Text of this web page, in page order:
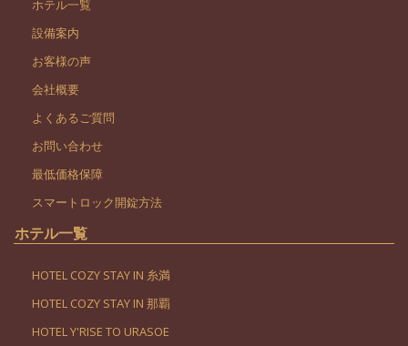
ホテル一覧
設備案内
お客様の声
会社概要
よくあるご質問
お問い合わせ
最低価格保障
スマートロック開錠方法
ホテル一覧
HOTEL COZY STAY IN 糸満
HOTEL COZY STAY IN 那覇
HOTEL Y'RISE TO URASOE